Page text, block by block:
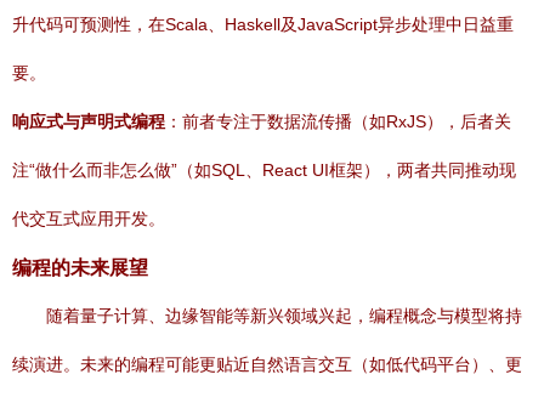
升代码可预测性，在Scala、Haskell及JavaScript异步处理中日益重
要。
响应式与声明式编程 ：前者专注于数据流传播（如RxJS），后者关
注“做什么而非怎么做”（如SQL、React UI框架），两者共同推动现
代交互式应用开发。
编程的未来展望
随着量子计算、边缘智能等新兴领域兴起，编程概念与模型将持
续演进。未来的编程可能更贴近自然语言交互（如低代码平台）、更